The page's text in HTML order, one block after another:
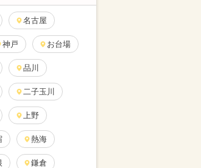
名古屋
神戸 お台場
品川
二子玉川
上野
熱海
鎌倉